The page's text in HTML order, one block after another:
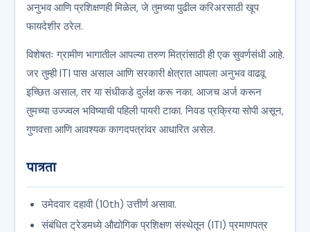
अनुभव आणि प्रशिक्षणही मिळेल, जे तुमच्या पुढील करिअरसाठी खूप
फायदेशीर ठरेल.
विशेषतः ग्रामीण भागातील आपल्या तरुण मित्रांसाठी ही एक सुवर्णसंधी आहे.
जर तुम्ही ITI पास असाल आणि सरकारी क्षेत्रात आपला अनुभव वाढवू
इच्छित असाल, तर या संधीकडे दुर्लक्ष करू नका. आजच अर्ज करून
तुमच्या उज्ज्वल भविष्याची पहिली पायरी टाका. निवड प्रक्रिया सोपी असून,
गुणवत्ता आणि आवश्यक कागदपत्रांवर आधारित असेल.
पात्रता
उमेदवार दहावी (10th) उत्तीर्ण असावा.
संबंधित ट्रेडमध्ये औद्योगिक प्रशिक्षण संस्थेतून (ITI) प्रमाणपत्र